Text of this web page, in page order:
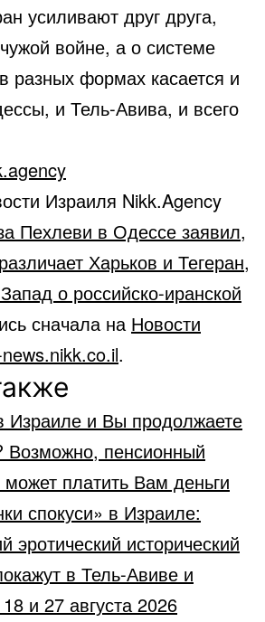
усиливают друг друга,
войне, а о системе
разных формах касается и
и Тель-Авива, и всего
Израиля Nikk.Agency
Пехлеви в Одессе заявил,
Харьков и Тегеран,
о российско-иранской
сначала на Новости
.
Израиле и Вы продолжаете
Возможно, пенсионный
платить Вам деньги
спокуси» в Израиле:
эротический исторический
в Тель-Авиве и
и 27 августа 2026